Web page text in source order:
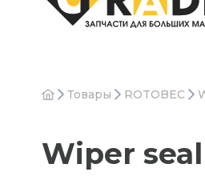
Товары ROTOBEC
Wiper seal